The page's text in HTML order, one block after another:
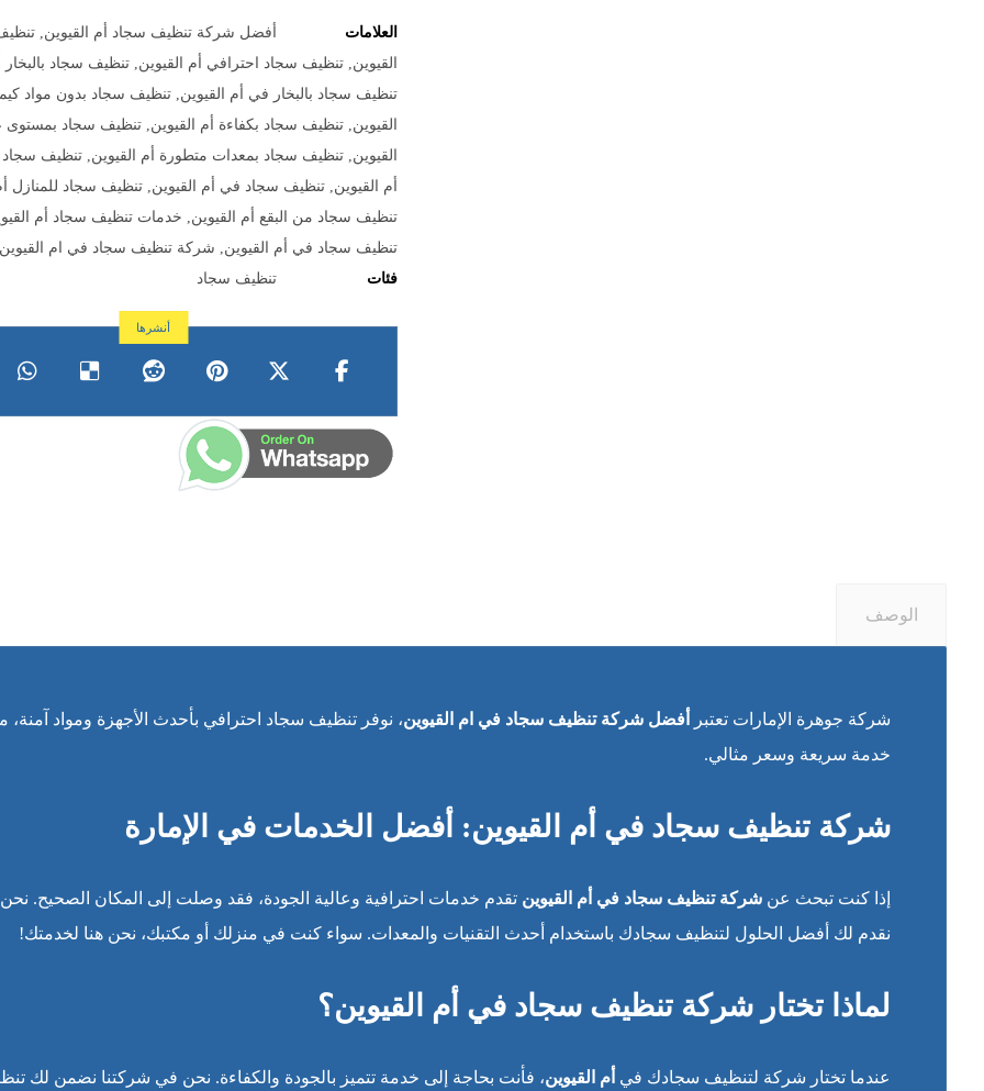
العلامات أفضل شركة تنظيف سجاد أم القيوين ,
القيوين ,تنظيف سجاد احترافي أم القيوين ,تنظيف سجاد بالبخار
تنظيف سجاد بالبخار في أم القيوين ,تنظيف سجاد بدون مواد
القيوين ,تنظيف سجاد بكفاءة أم القيوين ,تنظيف سجاد بمستوى
القيوين ,تنظيف سجاد بمعدات متطورة أم القيوين ,تنظيف سجاد
أم القيوين ,تنظيف سجاد في أم القيوين ,تنظيف سجاد للمنازل
تنظيف سجاد من البقع أم القيوين
خدمات تنظيف سجاد أم
تنظيف سجاد في أم القيوين
شركة تنظيف سجاد في ام
فئات
تنظيف سجاد
الوصف
شركة جوهرة الإمارات تعتبر أفضل شركة تنظيف سجاد في ام القيوين، نوفر تنظيف سجاد احترافي بأحدث الأجهزة ومواد آمنة،
خدمة سريعة وسعر مثالي.
شركة تنظيف سجاد في أم القيوين: أفضل الخدمات في الإمارة
إذا كنت تبحث عن شركة تنظيف سجاد في أم القيوين تقدم خدمات احترافية وعالية الجودة، فقد وصلت إلى المكان الصحيح. نحن
نقدم لك أفضل الحلول لتنظيف سجادك باستخدام أحدث التقنيات والمعدات. سواء كنت في منزلك أو مكتبك، نحن هنا لخدمتك!
لماذا تختار شركة تنظيف سجاد في أم القيوين؟
عندما تختار شركة لتنظيف سجادك في أم القيوين، فأنت بحاجة إلى خدمة تتميز بالجودة والكفاءة. نحن في شركتنا نضمن لك